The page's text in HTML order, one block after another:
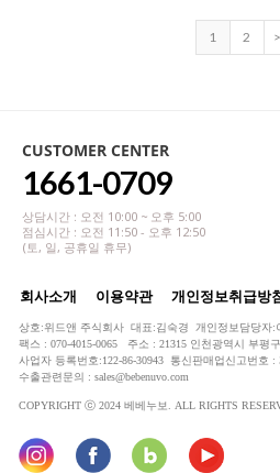
1 2
CUSTOMER CENTER
1661-0709
상담시간 : 오전 10:00 ~ 오후 5:00
점심시간 : 오전 11:50 - 오후 12:50
(토, 일, 공휴일 휴무)
회사소개 이용약관 개인정보취급방
상호:위드앤 주식회사 대표:김숙경 개인정보담당자:
팩스 : 070-4015-0065 주소 : 21315 인천광역시 부평
사업자 등록번호:122-86-30943 통신판매업신고번호 :
수출관련문의 : sales@bebenuvo.com
COPYRIGHT ⓒ 2024 베베누보. ALL RIGHTS